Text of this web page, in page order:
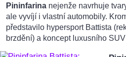
Pininfarina nejenže navrhuje
ale vyvíjí i vlastní automobily.
představilo hypersport Battista
brzdění) a koncept luxusního